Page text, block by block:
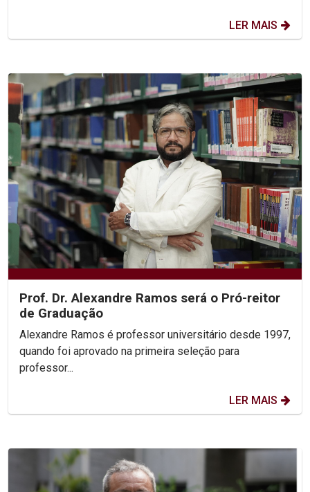
LER MAIS
Prof. Dr. Alexandre Ramos será o Pró-reitor
de Graduação
Alexandre Ramos é professor universitário desde 1997,
quando foi aprovado na primeira seleção para
professor...
LER MAIS